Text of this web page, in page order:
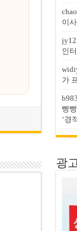
이
인
가
빵
‘경
광